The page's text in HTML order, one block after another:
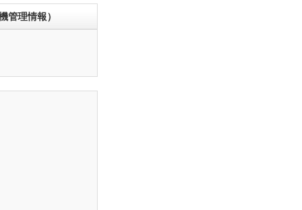
管理情報）